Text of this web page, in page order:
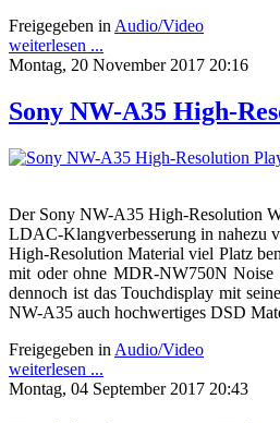
Freigegeben in Audio/Video
weiterlesen ...
Montag, 20 November 2017 20:16
Sony NW-A35 High-
Der Sony NW-A35 High-Resolution
LDAC-Klangverbesserung in nahezu
High-Resolution Material viel Platz
mit oder ohne MDR-NW750N Noise
dennoch ist das Touchdisplay mit
NW-A35 auch hochwertiges DSD
Freigegeben in Audio/Video
weiterlesen ...
Montag, 04 September 2017 20:43